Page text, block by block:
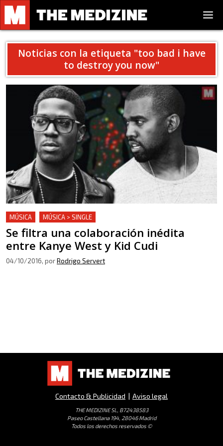
Noticias con la etiqueta "too bad i have
to destroy you now"
MÚSICA MÚSICA > SINGLE
Se filtra una colaboración inédita
entre Kanye West y Kid Cudi
04/10/2016, porRodrigo Servert
Contacto & Publicidad | Aviso legal
THE MEDIZINE SL, B72438583
Paseo Castellana 194, 28046 Madrid
Todos los derechos reservados ©